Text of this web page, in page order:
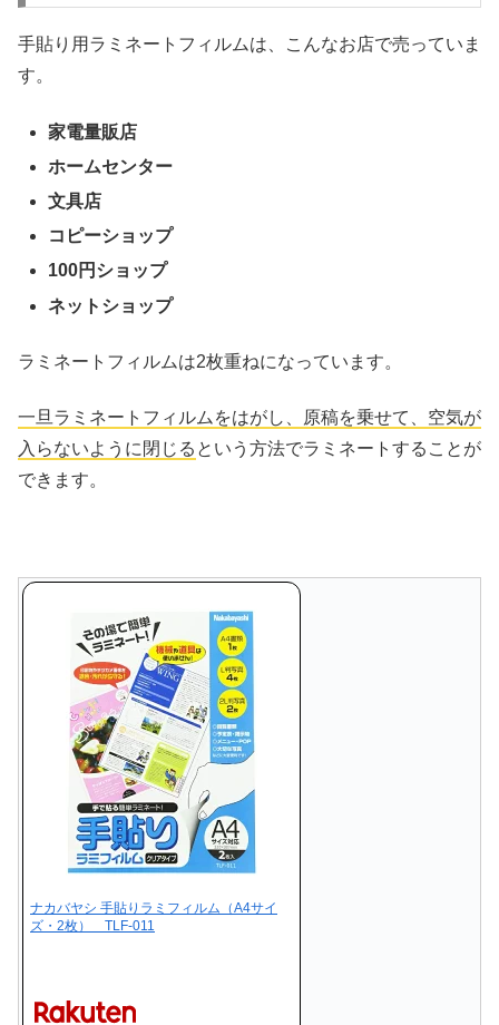
手貼り用ラミネートフィルムは、こんなお店で売っていま
す。
家電量販店
ホームセンター
文具店
コピーショップ
100円ショップ
ネットショップ
ラミネートフィルムは2枚重ねになっています。
一旦ラミネートフィルムをはがし、原稿を乗せて、空気が
入らないように閉じる という方法でラミネートすることが
できます。
ナカバヤシ 手貼りラミフィルム（A4サイ
ズ・2枚） TLF-011